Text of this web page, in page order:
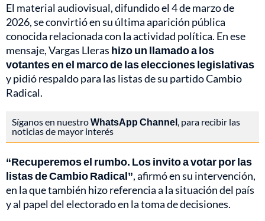
El material audiovisual, difundido el 4 de marzo de
2026, se convirtió en su última aparición pública
conocida relacionada con la actividad política. En ese
mensaje, Vargas Lleras hizo un llamado a los
votantes en el marco de las elecciones legislativas
y pidió respaldo para las listas de su partido Cambio
Radical.
Síganos en nuestroWhatsApp Channel , para recibir las
noticias de mayor interés
“Recuperemos el rumbo. Los invito a votar por las
listas de Cambio Radical”, afirmó en su intervención,
en la que también hizo referencia a la situación del país
y al papel del electorado en la toma de decisiones.